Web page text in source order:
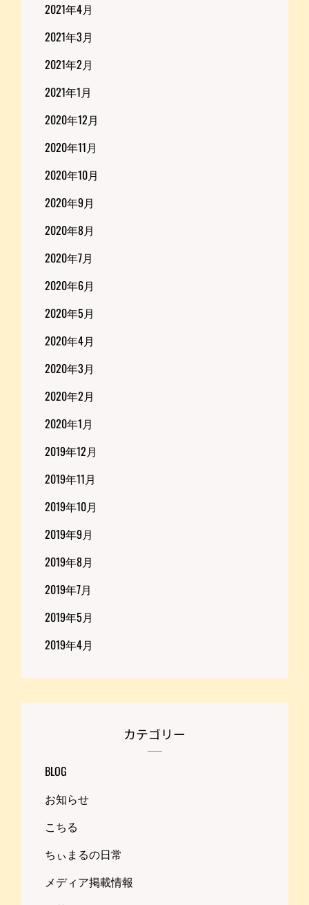
2021年4月
2021年3月
2021年2月
2021年1月
2020年12月
2020年11月
2020年10月
2020年9月
2020年8月
2020年7月
2020年6月
2020年5月
2020年4月
2020年3月
2020年2月
2020年1月
2019年12月
2019年11月
2019年10月
2019年9月
2019年8月
2019年7月
2019年5月
2019年4月
カテゴリー
BLOG
お知らせ
こちる
ちぃまるの日常
メディア掲載情報